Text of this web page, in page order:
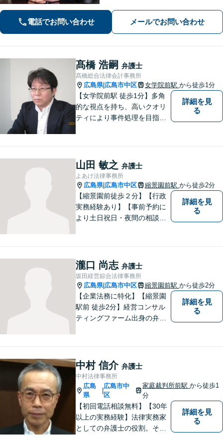
る】という【強い信念】をもって強気
で解決にあたります。
電話でお問い合わせ メールでお問い合わせ
髙橋 浩嗣 弁護士
髙橋総合法律会計事務所
広島県| 広島市中区 女学院前駅 から徒歩1分
【女学院前駅 徒歩1分】多角
的な視点を持ち、高いクオリ
ティにより事件処理を目指し
詳細を見
る
山田 敏之 弁護士
よあけ法律事務所
広島県| 広島市中区 縮景園前駅 から徒歩2分
【縮景園前徒歩２分】【行政
実務経験あり】【事前予約に
より土日祝日・夜間の相談
理・破産、労働問題、企業法
務、交通事故、刑事事件、行
政事件など。
詳細を見
る
瀧口 尚志 弁護士
坂田経営綜合法律事務所
広島県| 広島市中区 縮景園前駅 から徒歩2分
【企業法務に特化】【縮景園
駅前 徒歩2分】経営コンサル
ティングファーム出身の弁護
え、大きく成長できるような
企業づくりをお手伝いいたし
ます。【24時間メール受付】
詳細を見
る
中村 信介 弁護士
中村法律事務所
広島
県
|
広島市中
区
家庭裁判所前駅から徒歩1
分
【初回電話相談無料】【30年
以上の実務経験】法律実務家
としての弁護士の役割。それ
詳細を見
る